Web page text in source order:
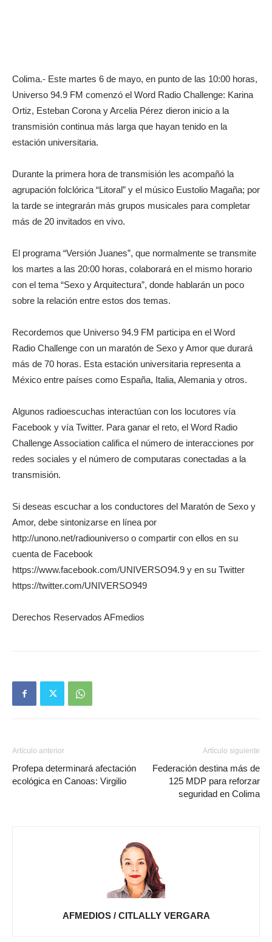
Colima.- Este martes 6 de mayo, en punto de las 10:00 horas,
Universo 94.9 FM comenzó el Word Radio Challenge: Karina
Ortiz, Esteban Corona y Arcelia Pérez dieron inicio a la
transmisión continua más larga que hayan tenido en la
estación universitaria.
Durante la primera hora de transmisión les acompañó la
agrupación folclórica “Litoral” y el músico Eustolio Magaña; por
la tarde se integrarán más grupos musicales para completar
más de 20 invitados en vivo.
El programa “Versión Juanes”, que normalmente se transmite
los martes a las 20:00 horas, colaborará en el mismo horario
con el tema “Sexo y Arquitectura”, donde hablarán un poco
sobre la relación entre estos dos temas.
Recordemos que Universo 94.9 FM participa en el Word
Radio Challenge con un maratón de Sexo y Amor que durará
más de 70 horas. Esta estación universitaria representa a
México entre países como España, Italia, Alemania y otros.
Algunos radioescuchas interactúan con los locutores vía
Facebook y vía Twitter. Para ganar el reto, el Word Radio
Challenge Association califica el número de interacciones por
redes sociales y el número de computaras conectadas a la
transmisión.
Si deseas escuchar a los conductores del Maratón de Sexo y
Amor, debe sintonizarse en línea por
http://unono.net/radiouniverso o compartir con ellos en su
cuenta de Facebook
https://www.facebook.com/UNIVERSO94.9 y en su Twitter
https://twitter.com/UNIVERSO949
Derechos Reservados AFmedios
Artículo anterior
Profepa determinará afectación
ecológica en Canoas: Virgilio
Artículo siguiente
Federación destina más de
125 MDP para reforzar
seguridad en Colima
AFMEDIOS / CITLALLY VERGARA